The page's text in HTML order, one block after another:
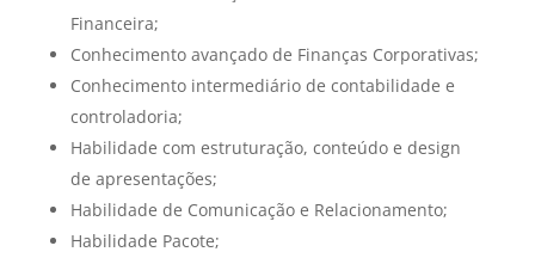
Financeira;
Conhecimento avançado de Finanças Corporativas;
Conhecimento intermediário de contabilidade e
controladoria;
Habilidade com estruturação, conteúdo e design
de apresentações;
Habilidade de Comunicação e Relacionamento;
Habilidade Pacote;